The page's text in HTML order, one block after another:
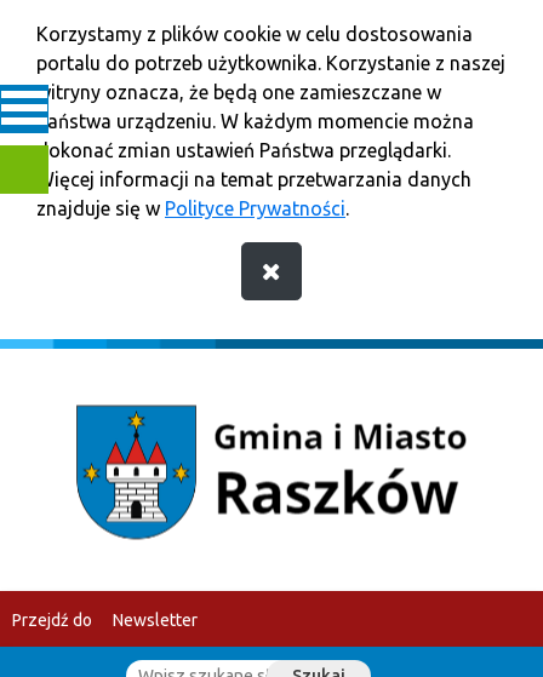
Korzystamy z plików cookie w celu dostosowania
portalu do potrzeb użytkownika. Korzystanie z naszej
witryny oznacza, że będą one zamieszczane w
Państwa urządzeniu. W każdym momencie można
dokonać zmian ustawień Państwa przeglądarki.
Więcej informacji na temat przetwarzania danych
znajduje się w Polityce Prywatności.
Przejdź do Newsletter